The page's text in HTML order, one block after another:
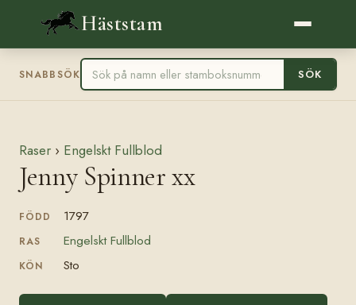
Häststam
SNABBSÖK SÖK
Raser › Engelskt Fullblod
Jenny Spinner xx
FÖDD 1797
RAS Engelskt Fullblod
KÖN Sto